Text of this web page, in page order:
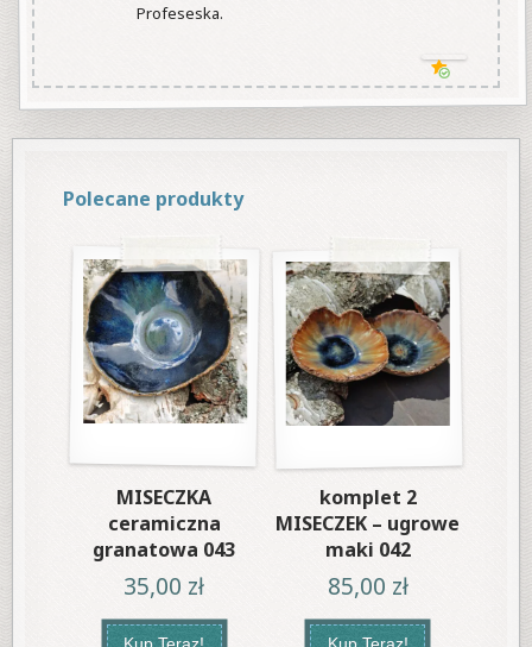
Profeseska.
Polecane produkty
MISECZKA
ceramiczna
granatowa 043
35,00 zł
komplet 2
MISECZEK – ugrowe
maki 042
85,00 zł